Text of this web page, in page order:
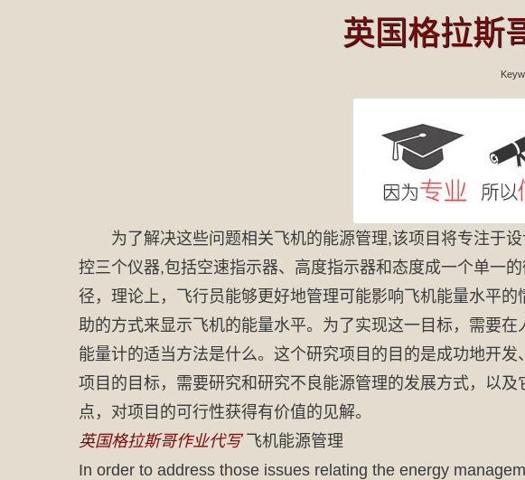
英国格拉斯
为了解决这些问题相关飞机的能源管理,该项目将专注于
控三个仪器,包括空速指示器、高度指示器和态度成一个单一
径，理论上，飞行员能够更好地管理可能影响飞机能量水平
助的方式来显示飞机的能量水平。为了实现这一目标，需要
能量计的适当方法是什么。这个研究项目的目的是成功地开
项目的目标，需要研究和研究不良能源管理的发展方式，以
点，对项目的可行性获得有价值的见解。
英国格拉斯哥作业代写 飞机能源管理
In order to address those issues relating the energy